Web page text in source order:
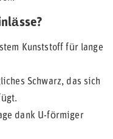
Kunststoff für lange
Schwarz, das sich
dank U-förmiger